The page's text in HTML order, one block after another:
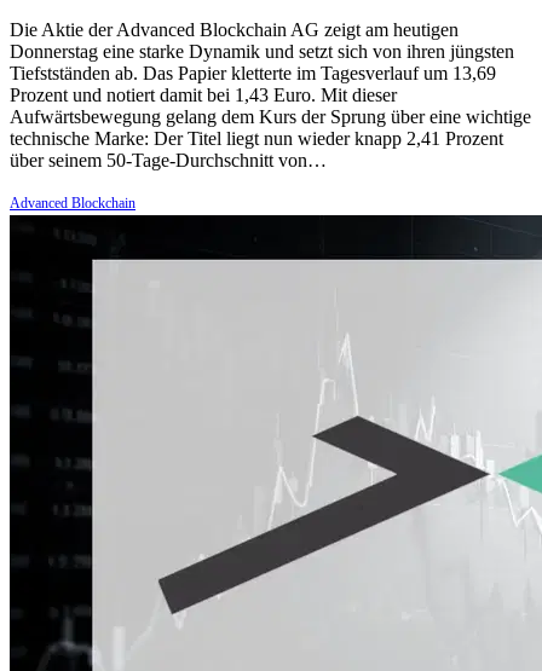
Die Aktie der Advanced Blockchain AG zeigt am heutigen
Donnerstag eine starke Dynamik und setzt sich von ihren jüngsten
Tiefstständen ab. Das Papier kletterte im Tagesverlauf um 13,69
Prozent und notiert damit bei 1,43 Euro. Mit dieser
Aufwärtsbewegung gelang dem Kurs der Sprung über eine wichtige
technische Marke: Der Titel liegt nun wieder knapp 2,41 Prozent
über seinem 50-Tage-Durchschnitt von…
Advanced Blockchain